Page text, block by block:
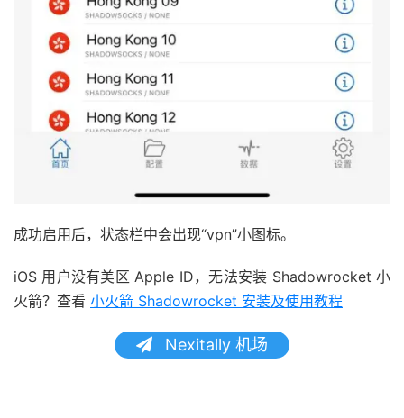
成功启用后，状态栏中会出现“vpn”小图标。
iOS 用户没有美区 Apple ID，无法安装 Shadowrocket 小
火箭？查看 小火箭 Shadowrocket 安装及使用教程
Nexitally 机场